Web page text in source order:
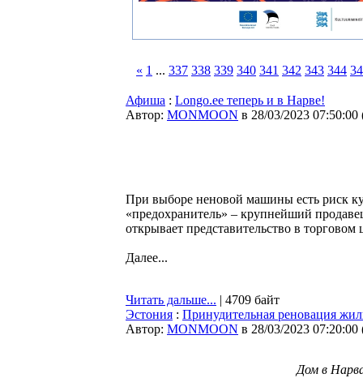
« 1 ... 337 338 339 340 341 342 343 344
Афиша : Longo.ее теперь и в Нарве!
Автор: MONMOON в 28/03/2023 07:50:00
При выборе неновой машины есть риск
«предохранитель» – крупнейший
открывает представительство в
Далее...
Читать дальше... | 4709 байт
Эстония : Принудительная реновация
Автор: MONMOON в 28/03/2023 07:20:00
Дом в